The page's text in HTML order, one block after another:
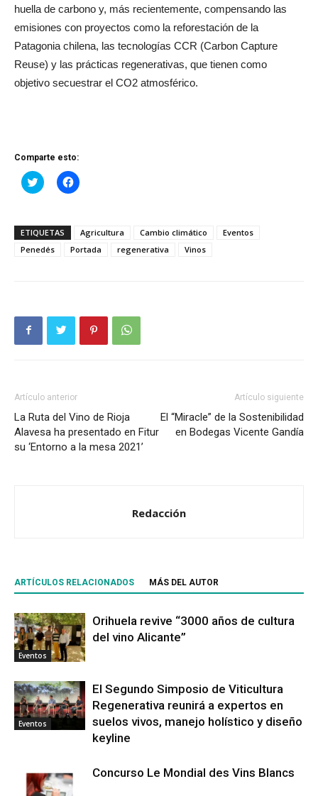
huella de carbono y, más recientemente, compensando las
emisiones con proyectos como la reforestación de la
Patagonia chilena, las tecnologías CCR (Carbon Capture
Reuse) y las prácticas regenerativas, que tienen como
objetivo secuestrar el CO2 atmosférico.
Comparte esto:
Haz
clic
Twitter
(Se
abre
en
Haz
clic
(Se
abre
en
ETIQUETAS Agricultura Cambio climático
Eventos
Penedés
Portada regenerativa Vinos
Artículo anterior
La Ruta del Vino de Rioja
Alavesa ha presentado en Fitur
su ‘Entorno a la mesa 2021’
Artículo siguiente
El “Miracle” de la Sostenibilidad
en Bodegas Vicente Gandía
Redacción
ARTÍCULOS RELACIONADOS MÁS DEL AUTOR
Eventos
Orihuela revive “3000 años de cultura
del vino Alicante”
Eventos
El Segundo Simposio de Viticultura
Regenerativa reunirá a expertos en
suelos vivos, manejo holístico y diseño
keyline
Concurso Le Mondial des Vins Blancs